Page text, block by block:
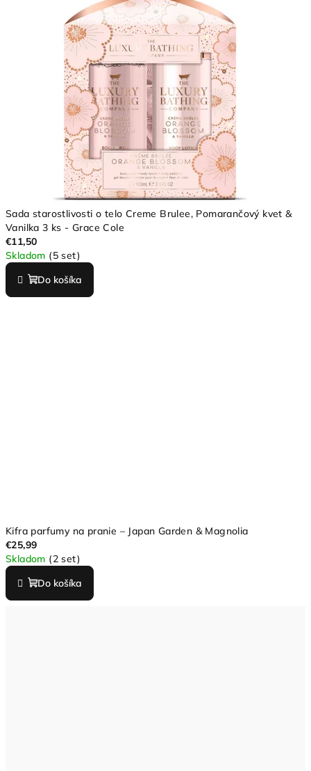
Sada starostlivosti o telo Creme Brulee, Pomarančový kvet &
Vanilka 3 ks - Grace Cole
€11,50
Skladom (5 set)
Do košíka
Kifra parfumy na pranie – Japan Garden & Magnolia
€25,99
Skladom (2 set)
Do košíka